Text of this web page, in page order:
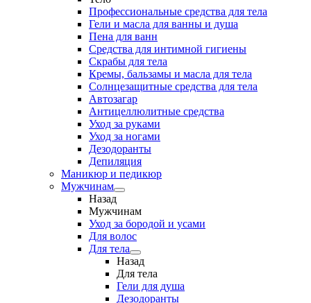
Профессиональные средства для тела
Гели и масла для ванны и душа
Пена для ванн
Средства для интимной гигиены
Скрабы для тела
Кремы, бальзамы и масла для тела
Солнцезащитные средства для тела
Автозагар
Антицеллюлитные средства
Уход за руками
Уход за ногами
Дезодоранты
Депиляция
Маникюр и педикюр
Мужчинам
Назад
Мужчинам
Уход за бородой и усами
Для волос
Для тела
Назад
Для тела
Гели для душа
Дезодоранты